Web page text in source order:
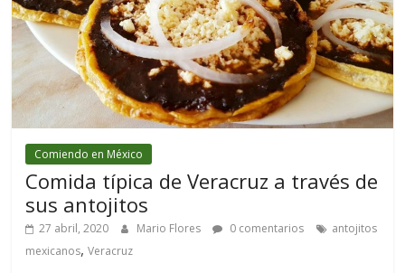
Comiendo en México
Comida típica de Veracruz a través de
sus antojitos
27 abril, 2020 Mario Flores 0 comentarios
antojitos
mexicanos,Veracruz